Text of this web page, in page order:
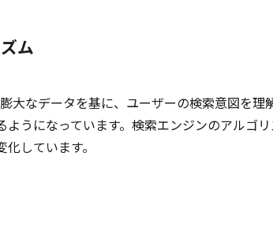
ム
大なデータを基に、ユーザーの検索意図を理
うになっています。検索エンジンのアルゴ
しています。